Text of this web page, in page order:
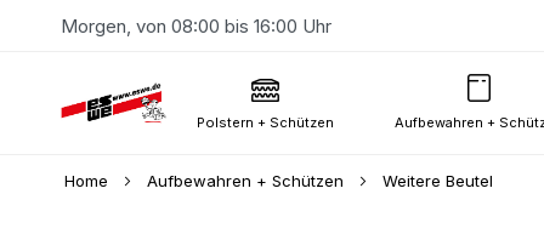
Morgen, von 08:00 bis 16:00 Uhr
Polstern + Schützen Aufbewahren +
Home Aufbewahren + Schützen Weitere Beutel